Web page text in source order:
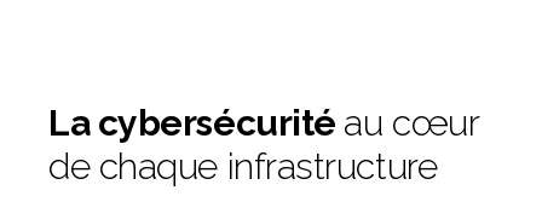
La cybersécurité au cœur
de chaque infrastructure